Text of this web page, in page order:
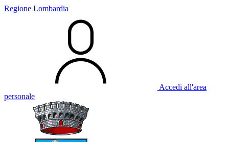
Regione Lombardia
Accedi all'area
personale